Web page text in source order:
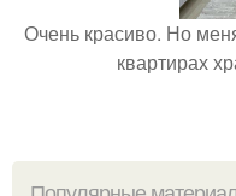
Очень красиво. Но
квартирах